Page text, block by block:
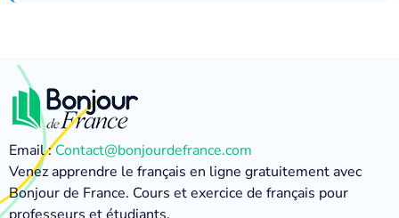
Email :Contact@bonjourdefrance.com
Venez apprendre le français en ligne gratuitement avec
Bonjour de France. Cours et exercice de français pour